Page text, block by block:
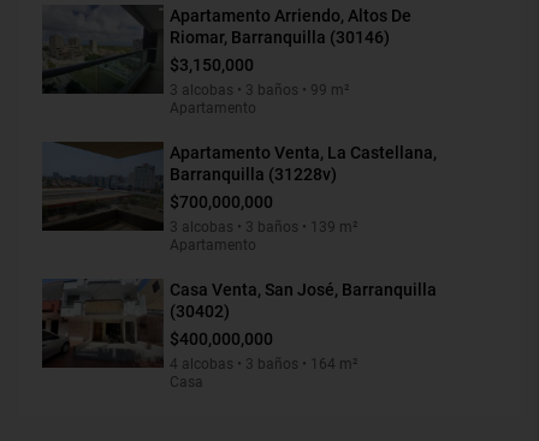
Apartamento Arriendo, Altos De
Riomar, Barranquilla (30146)
$3,150,000
3 alcobas • 3 baños • 99 m²
Apartamento
Apartamento Venta, La Castellana,
Barranquilla (31228v)
$700,000,000
3 alcobas • 3 baños • 139 m²
Apartamento
Casa Venta, San José, Barranquilla
(30402)
$400,000,000
4 alcobas • 3 baños • 164 m²
Casa